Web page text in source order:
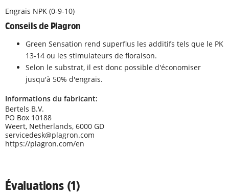
Engrais NPK (0-9-10)
Conseils de Plagron
Green Sensation rend superflus les additifs tels que le PK
13-14 ou les stimulateurs de floraison.
Selon le substrat, il est donc possible d'économiser
jusqu'à 50% d'engrais.
Informations du fabricant:
Bertels B.V.
PO Box 10188
Weert, Netherlands, 6000 GD
servicedesk@plagron.com
https://plagron.com/en
Évaluations (1)